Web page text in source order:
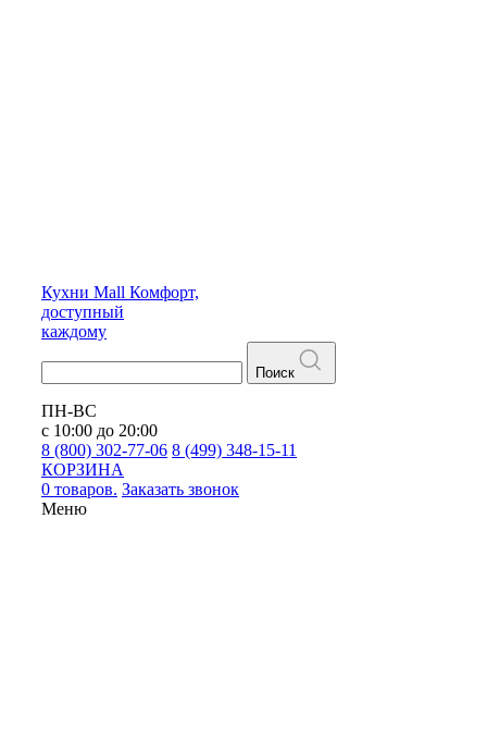
Кухни Mall Комфорт,
доступный
каждому
Поиск
ПН-ВС
с 10:00 до 20:00
8 (800) 302-77-06 8 (499) 348-15-11
КОРЗИНА
0 товаров. Заказать звонок
Меню